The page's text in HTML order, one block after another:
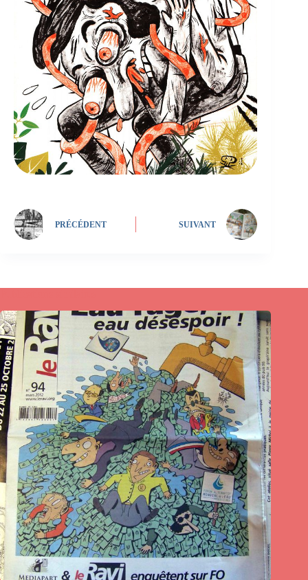
PRÉCÉDENT SUIVANT